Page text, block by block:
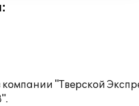
компании "Тверской